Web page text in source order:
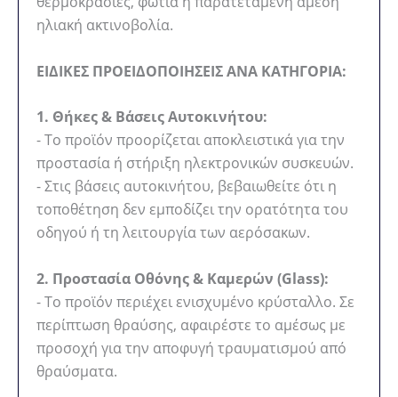
ηλιακή ακτινοβολία.
ΕΙΔΙΚΕΣ ΠΡΟΕΙΔΟΠΟΙΗΣΕΙΣ ΑΝΑ ΚΑΤΗΓΟΡΙΑ:
1. Θήκες & Βάσεις Αυτοκινήτου:
- Το προϊόν προορίζεται αποκλειστικά για την
προστασία ή στήριξη ηλεκτρονικών συσκευών.
- Στις βάσεις αυτοκινήτου, βεβαιωθείτε ότι η
τοποθέτηση δεν εμποδίζει την ορατότητα του
οδηγού ή τη λειτουργία των αερόσακων.
2. Προστασία Οθόνης & Καμερών (Glass):
- Το προϊόν περιέχει ενισχυμένο κρύσταλλο. Σε
περίπτωση θραύσης, αφαιρέστε το αμέσως με
προσοχή για την αποφυγή τραυματισμού από
θραύσματα.